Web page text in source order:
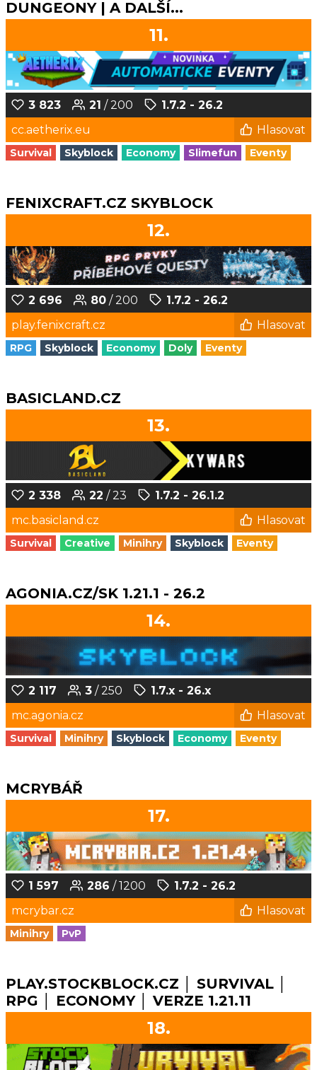
DUNGEONY | A DALŠÍ...
11.
3 823 21 / 200
1.7.2 - 26.2
cc.aetherix.eu
Hlasovat
Survival Skyblock Economy Slimefun Eventy
FENIXCRAFT.CZ SKYBLOCK
12.
2 696 80 / 200
1.7.2 - 26.2
play.fenixcraft.cz
Hlasovat
RPG Skyblock Economy Doly Eventy
BASICLAND.CZ
13.
2 338 22 / 23
1.7.2 - 26.1.2
mc.basicland.cz
Hlasovat
Survival Creative Minihry Skyblock Eventy
AGONIA.CZ/SK 1.21.1 - 26.2
14.
2 117 3 / 250
1.7.x - 26.x
mc.agonia.cz
Hlasovat
Survival Minihry Skyblock Economy Eventy
MCRYBÁŘ
17.
1 597 286 / 1200
1.7.2 - 26.2
mcrybar.cz
Hlasovat
Minihry PvP
PLAY.STOCKBLOCK.CZ │ SURVIVAL │
RPG │ ECONOMY │ VERZE 1.21.11
18.